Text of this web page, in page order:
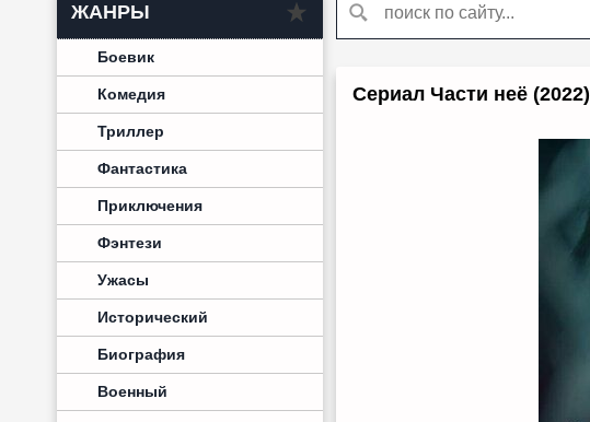
ЖАНРЫ
Боевик
Комедия
Триллер
Фантастика
Приключения
Фэнтези
Ужасы
Исторический
Биография
Военный
Сериал Части неё (2022)